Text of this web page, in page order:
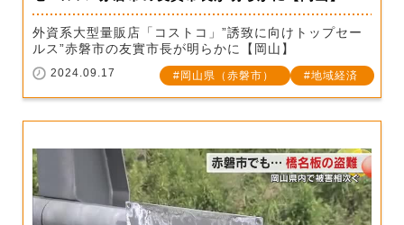
外資系大型量販店「コストコ」”誘致に向けトップセー
ルス”赤磐市の友實市長が明らかに【岡山】
2024.09.17 岡山県（赤磐市） 地域経済